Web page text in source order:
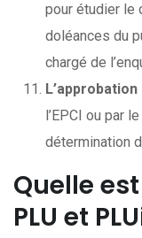
pour étudier le
doléances du
chargé de
l’EPCI ou par
détermination
Quelle
PLU et